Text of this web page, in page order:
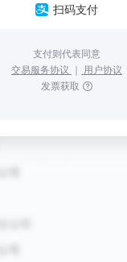
扫码支付
支付则代表同意
交易服务协议 ｜ 用户协议
发票获取